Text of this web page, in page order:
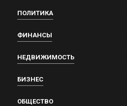
ПОЛИТИКА
ФИНАНСЫ
НЕДВИЖИМОСТЬ
БИЗНЕС
ОБЩЕСТВО